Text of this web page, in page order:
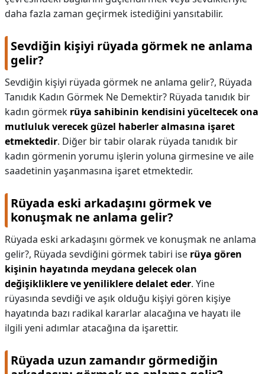
daha fazla zaman geçirmek istediğini yansıtabilir.
Sevdiğin kişiyi rüyada görmek ne anlama
gelir?
Sevdiğin kişiyi rüyada görmek ne anlama gelir?, Rüyada
Tanıdık Kadın Görmek Ne Demektir? Rüyada tanıdık bir
kadın görmek rüya sahibinin kendisini yüceltecek ona
mutluluk verecek güzel haberler almasına işaret
etmektedir. Diğer bir tabir olarak rüyada tanıdık bir
kadın görmenin yorumu işlerin yoluna girmesine ve aile
saadetinin yaşanmasına işaret etmektedir.
Rüyada eski arkadaşını görmek ve
konuşmak ne anlama gelir?
Rüyada eski arkadaşını görmek ve konuşmak ne anlama
gelir?, Rüyada sevdiğini görmek tabiri ise rüya gören
kişinin hayatında meydana gelecek olan
değişikliklere ve yeniliklere delalet eder. Yine
rüyasında sevdiği ve aşık olduğu kişiyi gören kişiye
hayatında bazı radikal kararlar alacağına ve hayatı ile
ilgili yeni adımlar atacağına da işarettir.
Rüyada uzun zamandır görmediğin